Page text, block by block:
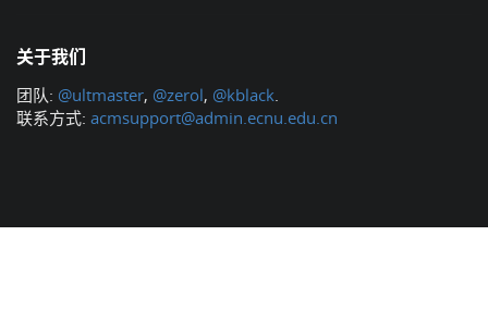
关于我们
团队: @ultmaster, @zerol, @kblack
联系方式: acmsupport@admin.ecnu.edu.cn